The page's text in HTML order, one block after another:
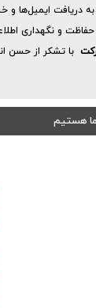
دریافت ایمیل‌ها و
حفاظت و نگهداری
با تشکر از حسن